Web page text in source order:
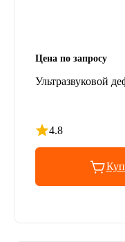
Цена по запросу
Ультразвуковой
4.8
Рейтинг 4.8 из 5